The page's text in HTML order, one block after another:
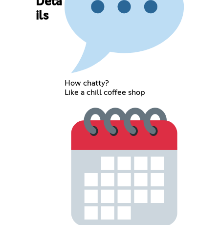
ils
How chatty?
Like a chill coffee shop